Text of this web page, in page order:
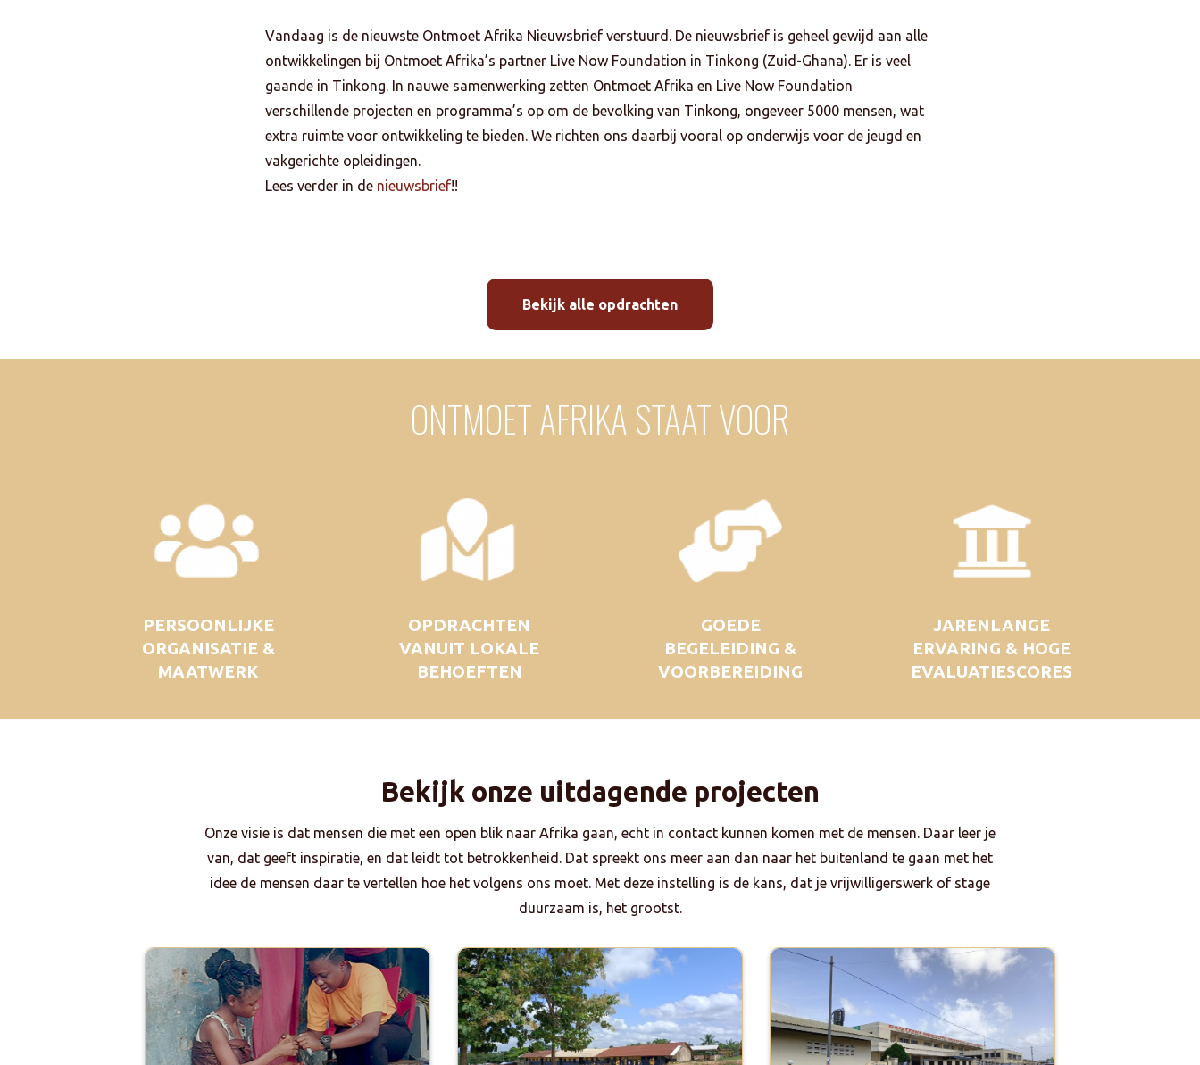
Vandaag is de nieuwste Ontmoet Afrika Nieuwsbrief verstuurd. De nieuwsbrief is geheel gewijd aan alle
ontwikkelingen bij Ontmoet Afrika’s partner Live Now Foundation in Tinkong (Zuid-Ghana). Er is veel
gaande in Tinkong. In nauwe samenwerking zetten Ontmoet Afrika en Live Now Foundation
verschillende projecten en programma’s op om de bevolking van Tinkong, ongeveer 5000 mensen, wat
extra ruimte voor ontwikkeling te bieden. We richten ons daarbij vooral op onderwijs voor de jeugd en
vakgerichte opleidingen.
Lees verder in de nieuwsbrief!!
Bekijk alle opdrachten
ONTMOET AFRIKA STAAT VOOR
PERSOONLIJKE
ORGANISATIE &
MAATWERK
OPDRACHTEN
VANUIT LOKALE
BEHOEFTEN
GOEDE
BEGELEIDING &
VOORBEREIDING
JARENLANGE
ERVARING & HOGE
EVALUATIESCORES
Bekijk onze uitdagende projecten
Onze visie is dat mensen die met een open blik naar Afrika gaan, echt in contact kunnen komen met de mensen. Daar leer je
van, dat geeft inspiratie, en dat leidt tot betrokkenheid. Dat spreekt ons meer aan dan naar het buitenland te gaan met het
idee de mensen daar te vertellen hoe het volgens ons moet. Met deze instelling is de kans, dat je vrijwilligerswerk of stage
duurzaam is, het grootst.